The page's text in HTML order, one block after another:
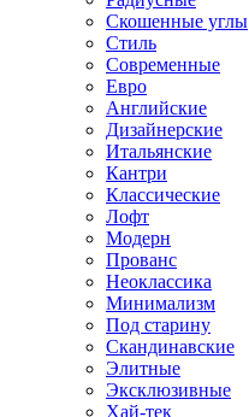
Скошенные углы
Стиль
Современные
Евро
Английские
Дизайнерские
Итальянские
Кантри
Классические
Лофт
Модерн
Прованс
Неоклассика
Минимализм
Под старину
Скандинавские
Элитные
Эксклюзивные
Хай-тек